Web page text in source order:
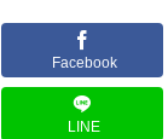
Facebook
LINE